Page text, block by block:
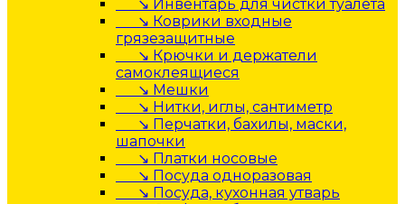
↘ Инвентарь для чистки туалета
↘ Коврики входные
грязезащитные
↘ Крючки и держатели
самоклеящиеся
↘ Мешки
↘ Нитки, иглы, сантиметр
↘ Перчатки, бахилы, маски,
шапочки
↘ Платки носовые
↘ Посуда одноразовая
↘ Посуда, кухонная утварь